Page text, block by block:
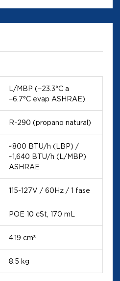
L/MBP (−23.3°C a
−6.7°C evap ASHRAE)
R-290 (propano natural)
~800 BTU/h (LBP) /
~1,640 BTU/h (L/MBP)
ASHRAE
115-127V / 60Hz / 1 fase
POE 10 cSt, 170 mL
4.19 cm³
8.5 kg